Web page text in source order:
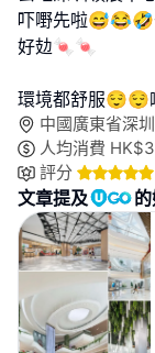
吓嘢先啦
好攰🍬🍬
環境都舒服😌😌
中國廣東省深
人均消費 HK$
評分
文章提及